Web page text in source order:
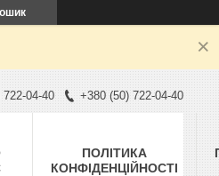
04-40 +380 (50) 722-04-40
ПОЛІТИКА
КОНФІДЕНЦІЙНОСТІ